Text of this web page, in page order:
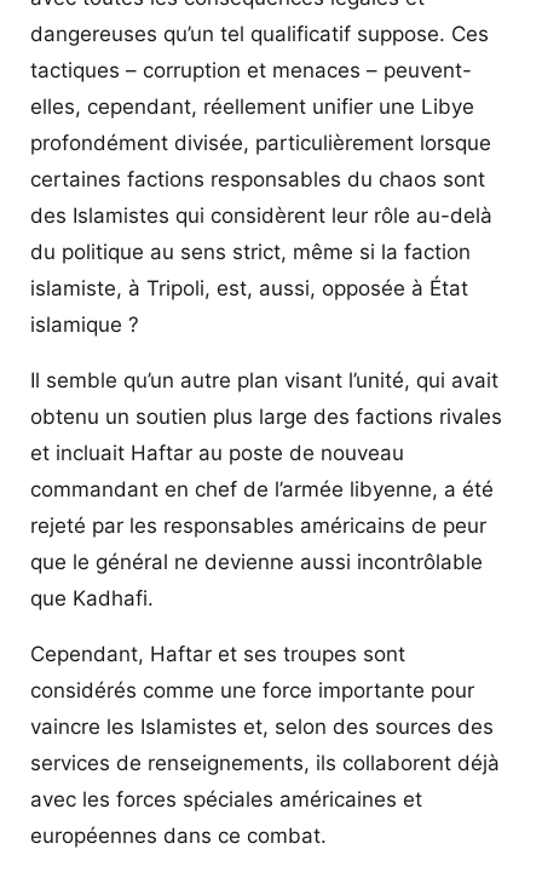
dangereuses qu’un tel qualificatif suppose. Ces
tactiques – corruption et menaces – peuvent-
elles, cependant, réellement unifier une Libye
profondément divisée, particulièrement lorsque
certaines factions responsables du chaos sont
des Islamistes qui considèrent leur rôle au-delà
du politique au sens strict, même si la faction
islamiste, à Tripoli, est, aussi, opposée à État
islamique ?
Il semble qu’un autre plan visant l’unité, qui avait
obtenu un soutien plus large des factions rivales
et incluait Haftar au poste de nouveau
commandant en chef de l’armée libyenne, a été
rejeté par les responsables américains de peur
que le général ne devienne aussi incontrôlable
que Kadhafi.
Cependant, Haftar et ses troupes sont
considérés comme une force importante pour
vaincre les Islamistes et, selon des sources des
services de renseignements, ils collaborent déjà
avec les forces spéciales américaines et
européennes dans ce combat.